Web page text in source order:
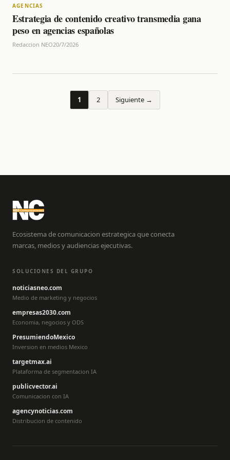
AGENCIAS
Estrategia de contenido creativo transmedia gana
peso en agencias españolas
Redaccion NEO20/7/2026
1 2 Siguiente →
Ecosistema de comunicacion estrategica que conecta
marcas, medios y audiencias ejecutivas.
SOLUCIONES DEL GRUPO
noticiasneo.com
Medio de marketing y negocios
empresas2030.com
Economia, negocios y ODS
PresumiendoMexico
Inversion en medios Mexico
targetmax.ai
Plataforma de segmentacion IA
publicvector.ai
Comunicacion con IA
agencynoticias.com
Distribucion de contenido